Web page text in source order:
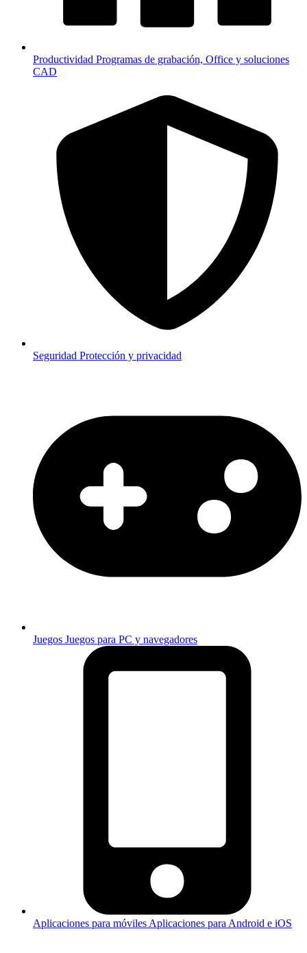
Productividad Programas de grabación, Office y soluciones
CAD
Seguridad Protección y privacidad
Juegos Juegos para PC y navegadores
Aplicaciones para móviles Aplicaciones para Android e iOS